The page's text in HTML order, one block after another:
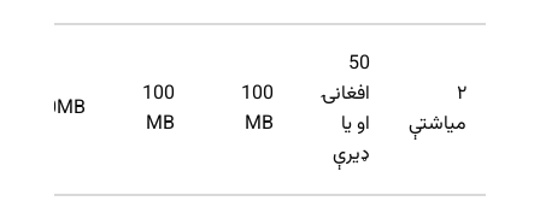
200MB
100
MB
100
MB
50
افغانۍ
او یا
ډیرې
۲
میاشتې